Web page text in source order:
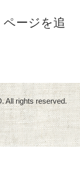
ページを追
All rights reserved.